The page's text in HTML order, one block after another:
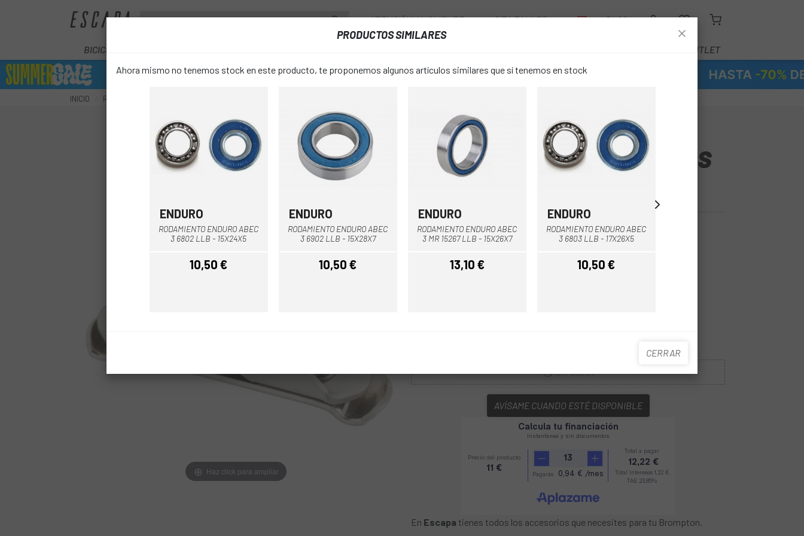
ATENCIÓN AL CLIENTE CITA TALLER BLOG
BICICLETAS OUTLET
INICIO RUEDAS
favorite_border
Haz click para ampliar
RUEDECITA BROMPTON AL
GUARDABARRO + TORNILLOS
PRECIO: 11 €
Única
Sin Stock
AVÍSAME CUANDO ESTÉ DISPONIBLE
PRODUCTOS SIMILARES
Ahora mismo no tenemos stock en este producto, te proponemos algunos artículos similares que sí tenemos en stock
ENDURO
RODAMIENTO ENDURO ABEC
3 6802 LLB - 15X24X5
Precio
10,50 €
ENDURO
RODAMIENTO ENDURO ABEC
3 6902 LLB - 15X28X7
Precio
10,50 €
ENDURO
RODAMIENTO ENDURO ABEC
3 MR 15267 LLB - 15X26X7
Precio
13,10 €
ENDURO
RODAMIENTO ENDURO ABEC
3 6803 LLB - 17X26X5
Precio
10,50 €
CERRAR
En Escapa tienes todos los accesorios que necesites para tu Brompton.